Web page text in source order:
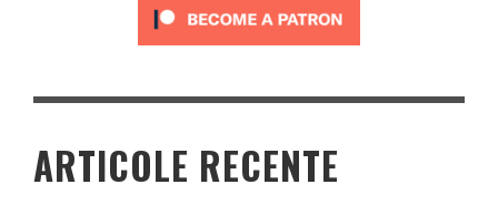
ARTICOLE RECENTE